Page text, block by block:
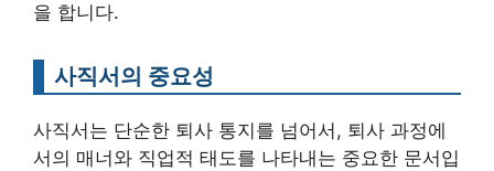
을 합니다.
사직서의 중요성
사직서는 단순한 퇴사 통지를 넘어서, 퇴사 과정에
서의 매너와 직업적 태도를 나타내는 중요한 문서입